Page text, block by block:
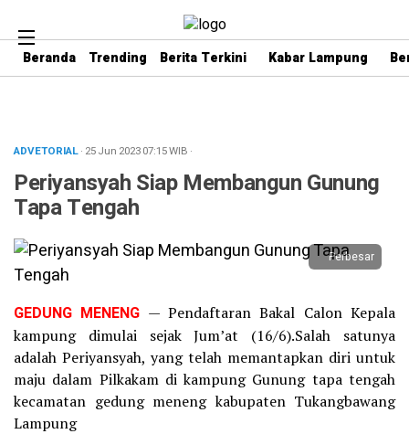
Beranda Trending Berita Terkini Kabar Lampung
ADVETORIAL· 25 Jun 202307:15WIB ·
Periyansyah Siap Membangun Gunung
Tapa Tengah
Perbesar
GEDUNG MENENG — Pendaftaran Bakal Calon Kepala
kampung dimulai sejak Jum’at (16/6).Salah satunya
adalah Periyansyah, yang telah memantapkan diri untuk
maju dalam Pilkakam di kampung Gunung tapa tengah
kecamatan gedung meneng kabupaten Tukangbawang
Lampung